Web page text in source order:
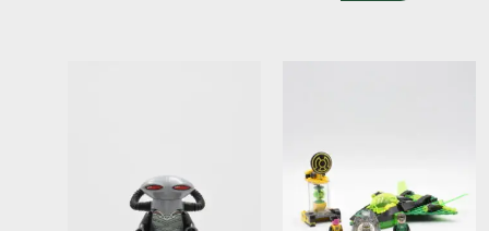
être